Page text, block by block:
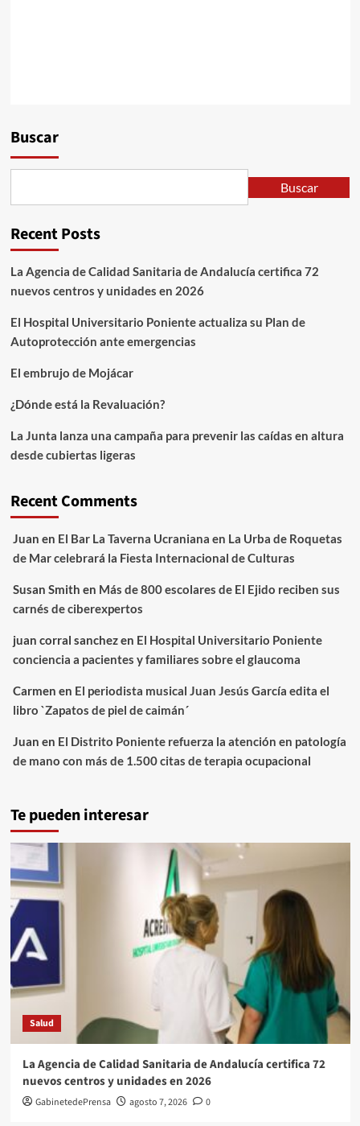
Buscar
Buscar
Recent Posts
La Agencia de Calidad Sanitaria de Andalucía certifica 72
nuevos centros y unidades en 2026
El Hospital Universitario Poniente actualiza su Plan de
Autoprotección ante emergencias
El embrujo de Mojácar
¿Dónde está la Revaluación?
La Junta lanza una campaña para prevenir las caídas en altura
desde cubiertas ligeras
Recent Comments
Juan en El Bar La Taverna Ucraniana en La Urba de Roquetas
de Mar celebrará la Fiesta Internacional de Culturas
Susan Smith en Más de 800 escolares de El Ejido reciben sus
carnés de ciberexpertos
juan corral sanchezen El Hospital Universitario Poniente
conciencia a pacientes y familiares sobre el glaucoma
Carmen en El periodista musical Juan Jesús García edita el
libro `Zapatos de piel de caimán´
Juan en El Distrito Poniente refuerza la atención en patología
de mano con más de 1.500 citas de terapia ocupacional
Te pueden interesar
Salud
La Agencia de Calidad Sanitaria de Andalucía certifica 72
nuevos centros y unidades en 2026
GabinetedePrensa agosto 7, 2026 0